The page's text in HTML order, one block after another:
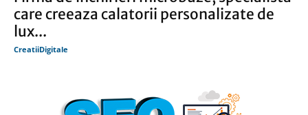
care creeaza calatorii personalizate de
lux...
CreatiiDigitale